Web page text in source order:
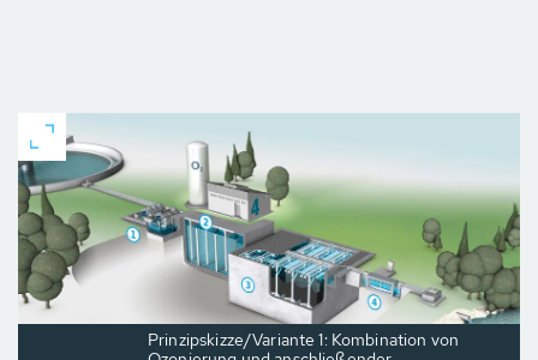
Prinzipskizze/Variante 1: Kombination von